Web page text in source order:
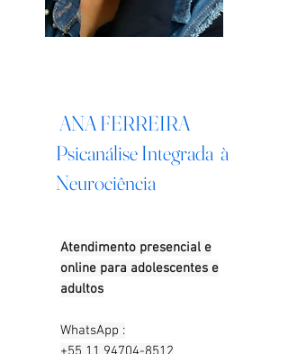
ANA FERREIRA
Psicanálise Integrada à
Neurociência
Atendimento presencial e
online para adolescentes e
adultos
WhatsApp :